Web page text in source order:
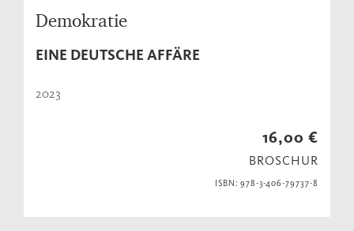
Demokratie
EINE DEUTSCHE AFFÄRE
2023
16,00 €
BROSCHUR
ISBN: 978-3-406-79737-8